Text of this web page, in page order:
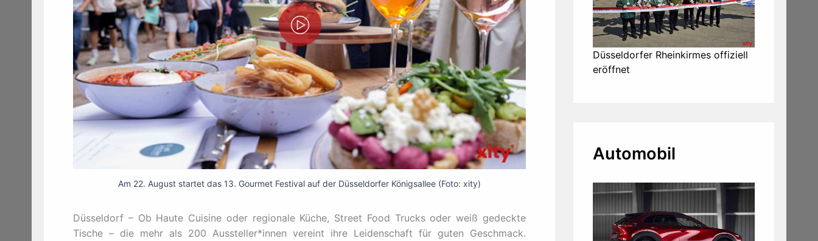
Am 22. August startet das 13. Gourmet Festival auf der Düsseldorfer Königsallee (Foto: xity)
Düsseldorf – Ob Haute Cuisine oder regionale Küche, Street Food Trucks oder weiß gedeckte
Tische – die mehr als 200 Aussteller*innen vereint ihre Leidenschaft für guten Geschmack.
Düsseldorfer Rheinkirmes offiziell
eröffnet
Automobil